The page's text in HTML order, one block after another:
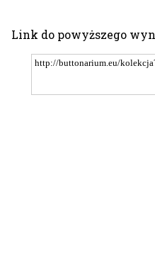
Link do powyższego